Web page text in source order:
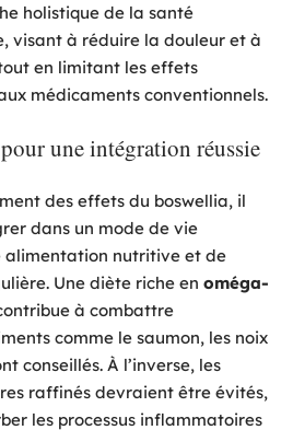
holistique de la santé
visant à réduire la douleur et à
en limitant les effets
médicaments conventionnels.
une intégration réussie
des effets du boswellia, il
dans un mode de vie
alimentation nutritive et de
Une diète riche en oméga-
à combattre
comme le saumon, les noix
conseillés. À l’inverse, les
raffinés devraient être évités,
les processus inflammatoires